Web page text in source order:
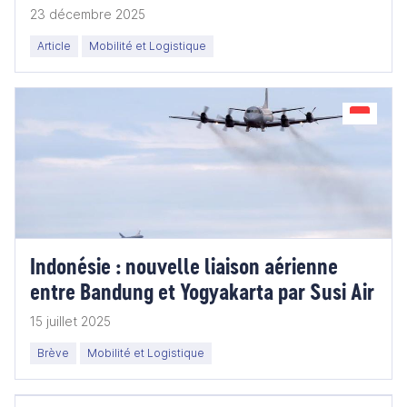
23 décembre 2025
Article Mobilité et Logistique
Indonésie : nouvelle liaison aérienne
entre Bandung et Yogyakarta par Susi Air
15 juillet 2025
Brève Mobilité et Logistique